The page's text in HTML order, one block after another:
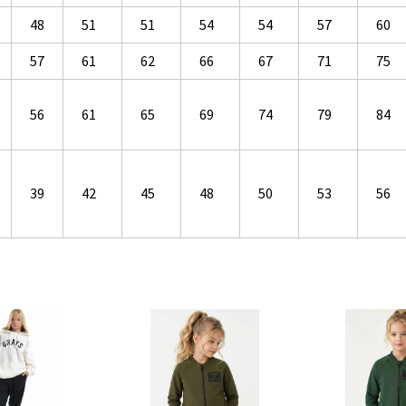
48 51 51 54 54 57
60
57
61 62 66 67 71 75
56 61 65 69 74 79 84
39 42 45 48 50 53 56